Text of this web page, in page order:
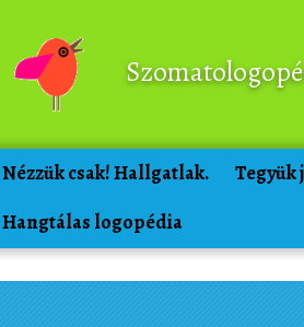
Nézzük csak! Hallgatlak. Tegyük
Hangtálas logopédia